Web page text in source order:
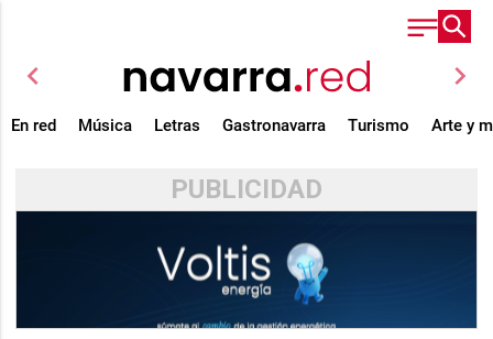
chevron_left chevron_right
En red Música Letras Gastronavarra Turismo Arte y
PUBLICIDAD